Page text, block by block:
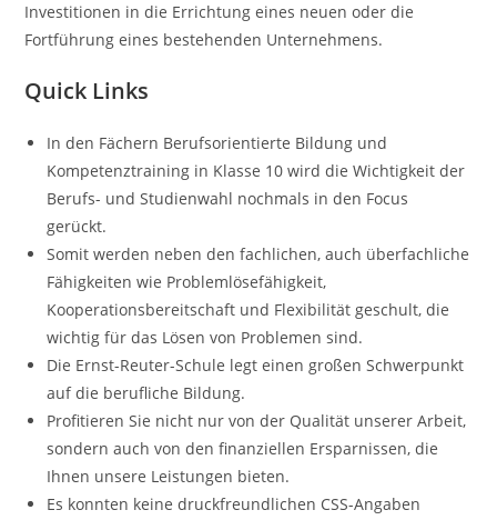
Investitionen in die Errichtung eines neuen oder die
Fortführung eines bestehenden Unternehmens.
Quick Links
In den Fächern Berufsorientierte Bildung und
Kompetenztraining in Klasse 10 wird die Wichtigkeit der
Berufs- und Studienwahl nochmals in den Focus
gerückt.
Somit werden neben den fachlichen, auch überfachliche
Fähigkeiten wie Problemlösefähigkeit,
Kooperationsbereitschaft und Flexibilität geschult, die
wichtig für das Lösen von Problemen sind.
Die Ernst-Reuter-Schule legt einen großen Schwerpunkt
auf die berufliche Bildung.
Profitieren Sie nicht nur von der Qualität unserer Arbeit,
sondern auch von den finanziellen Ersparnissen, die
Ihnen unsere Leistungen bieten.
Es konnten keine druckfreundlichen CSS-Angaben